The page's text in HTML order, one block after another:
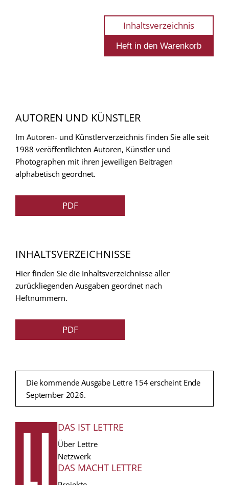
Inhaltsverzeichnis
AUTOREN UND KÜNSTLER
Im Autoren- und Künstlerverzeichnis finden Sie alle seit
1988 veröffentlichten Autoren, Künstler und
Photographen mit ihren jeweiligen Beitragen
alphabetisch geordnet.
PDF
INHALTSVERZEICHNISSE
Hier finden Sie die Inhaltsverzeichnisse aller
zurückliegenden Ausgaben geordnet nach
Heftnummern.
PDF
Die kommende Ausgabe Lettre 154 erscheint Ende
September 2026.
FUSSZEILE
DAS IST LETTRE
Über Lettre
Netzwerk
DAS MACHT LETTRE